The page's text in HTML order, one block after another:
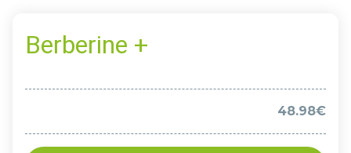
Berberine +
48.98€